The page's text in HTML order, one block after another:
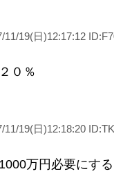
11/19(日)12:17:12
０％
11/19(日)12:18:20
万円必要にする